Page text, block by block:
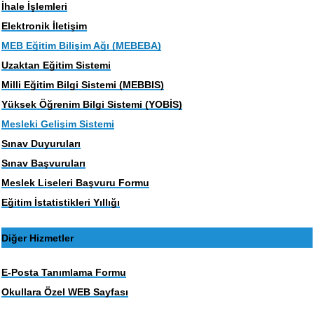
İhale İşlemleri
Elektronik İletişim
MEB Eğitim Bilişim Ağı (MEBEBA)
Uzaktan Eğitim Sistemi
Milli Eğitim Bilgi Sistemi (MEBBIS)
Yüksek Öğrenim Bilgi Sistemi (YOBİS)
Mesleki Gelişim Sistemi
Sınav Duyuruları
Sınav Başvuruları
Meslek Liseleri Başvuru Formu
Eğitim İstatistikleri Yıllığı
Diğer Hizmetler
E-Posta Tanımlama Formu
Okullara Özel WEB Sayfası